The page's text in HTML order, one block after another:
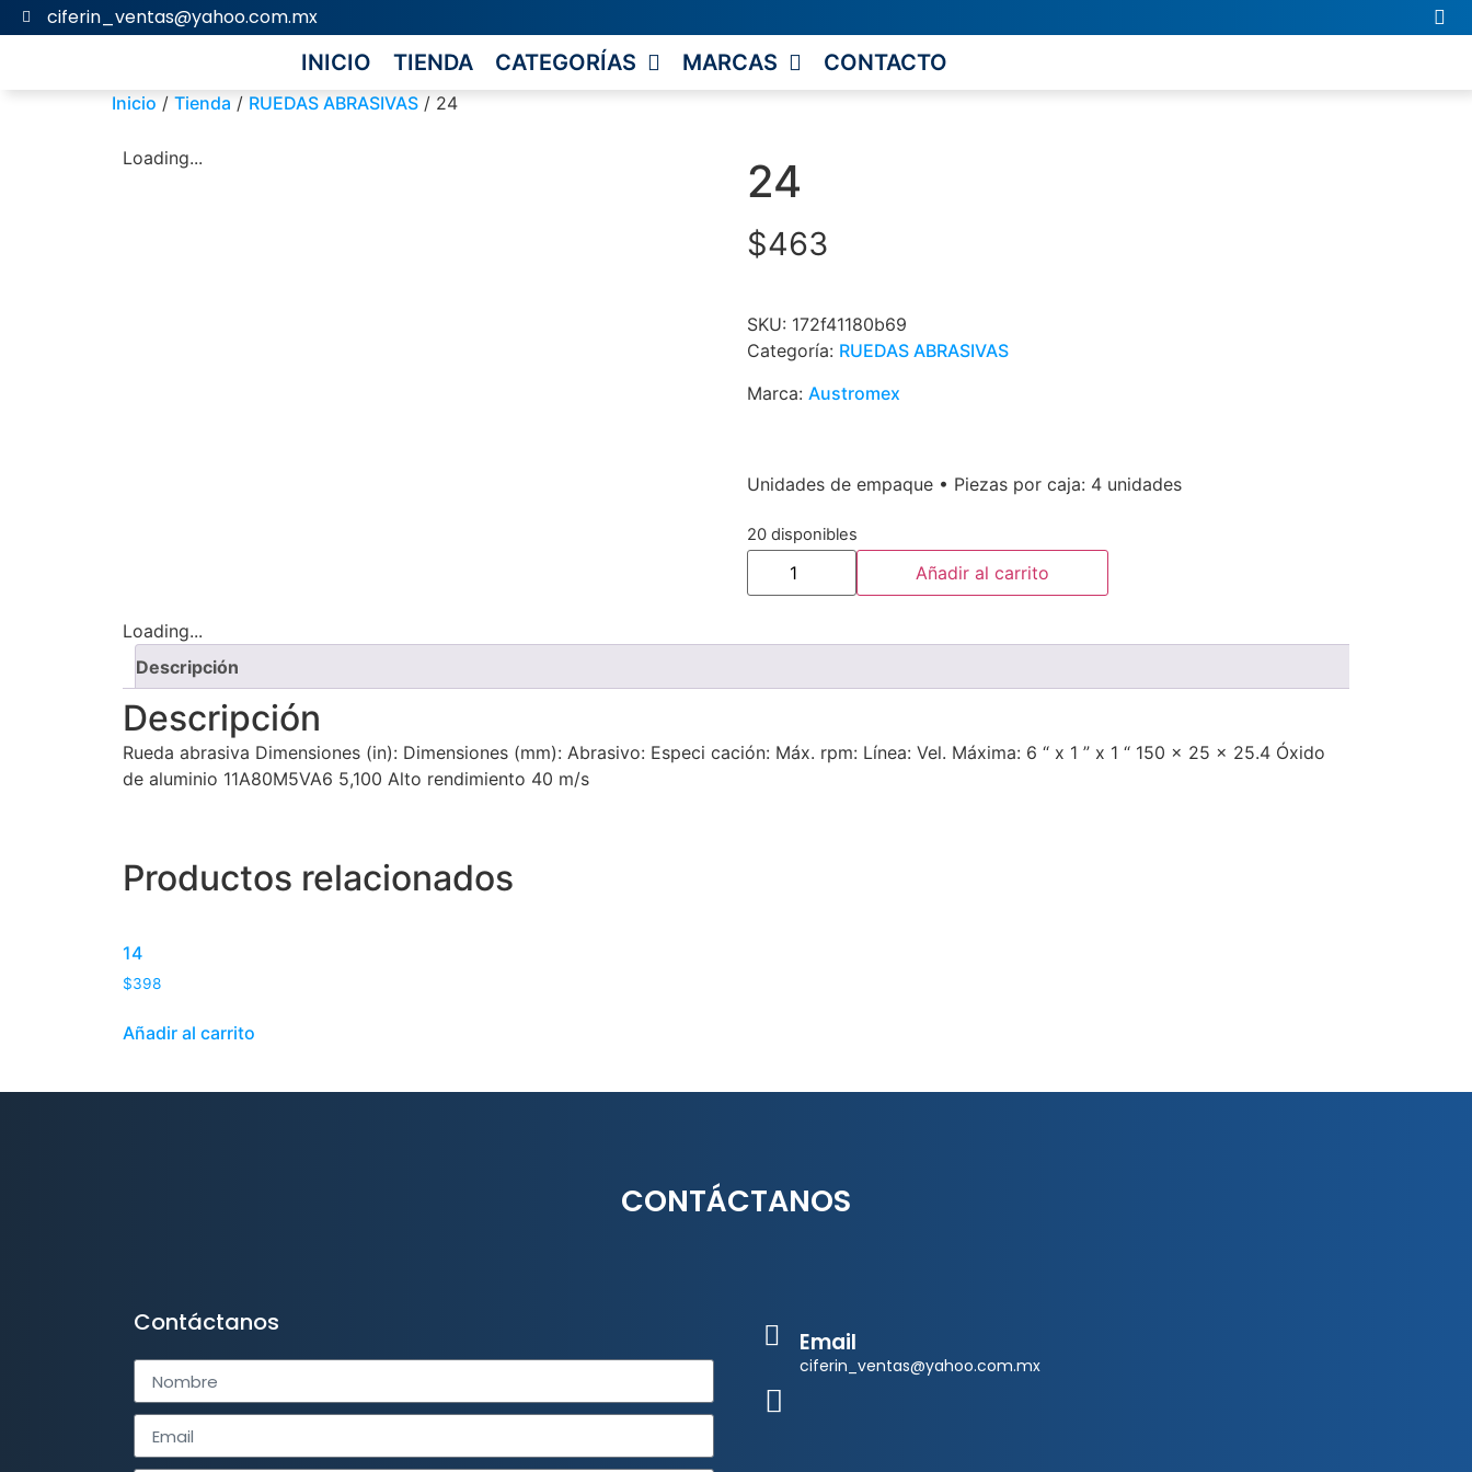
ciferin_ventas@yahoo.com.mx
INICIO TIENDA CATEGORÍAS MARCAS CONTACTO
Inicio / Tienda / RUEDAS ABRASIVAS / 24
Loading... 24
$463
SKU: 172f41180b69
Categoría: RUEDAS ABRASIVAS
Marca: Austromex
Unidades de empaque • Piezas por caja: 4 unidades
20 disponibles
Añadir al carrito
Loading...
Descripción
Descripción
Rueda abrasiva Dimensiones (in): Dimensiones (mm): Abrasivo: Especi cación: Máx. rpm: Línea: Vel. Máxima: 6 “ x 1 ” x 1 “ 150 x 25 x 25.4 Óxido
de aluminio 11A80M5VA6 5,100 Alto rendimiento 40 m/s
Productos relacionados
14
$398
Añadir al carrito
CONTÁCTANOS
Contáctanos
Email
ciferin_ventas@yahoo.com.mx